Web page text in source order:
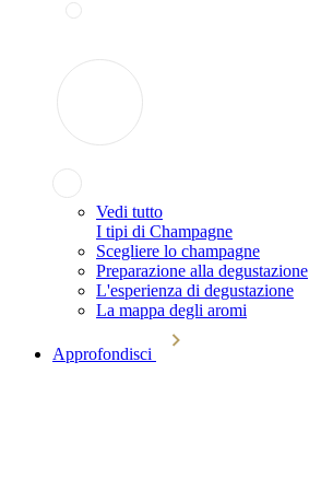
Vedi tutto
I tipi di Champagne
Scegliere lo champagne
Preparazione alla degustazione
L'esperienza di degustazione
La mappa degli aromi
Approfondisci